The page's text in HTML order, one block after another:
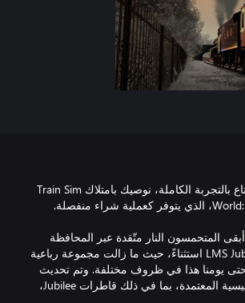
يُرجى ملاحظة: للاستمتاع بالتجربة الكاملة، نوصيك بامتلاك Train Sim
المتحمسون النار متّقدة عبر المحافظة
عليها. لا تُعد LMS Jubilee Class استثناءً، حيث ما زالت مجموعة رباعية
يومنا هذا في ظروف مختلفة. وتم تحديث
القاطرات البخارية الرئيسية المعتمدة، بما في ذلك قاطرات Jubilee،